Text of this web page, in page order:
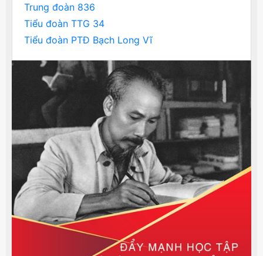
Trung đoàn 836
Tiểu đoàn TTG 34
Tiểu đoàn PTĐ Bạch Long Vĩ